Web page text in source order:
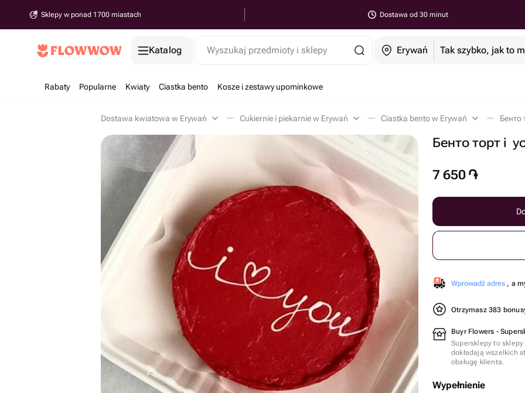
Sklepy w ponad 1700 miastach Dostawa od 30 minut
Katalog Wyszukaj przedmioty i sklepy Erywań Tak szybko, jak to
Rabaty Popularne Kwiaty Ciastka bento Kosze i zestawy upominkowe
Dostawa kwiatowa w Erywań Cukiernie i piekarnie w Erywań Ciastka bento w Erywań Бенто
Бенто торт i
7 650 ֏
Wprowadź adres , a
Otrzymasz 383
Buyr Flowers -
Supersklepy to
dokładają wszelkich
obsługę klienta.
Wypełnienie